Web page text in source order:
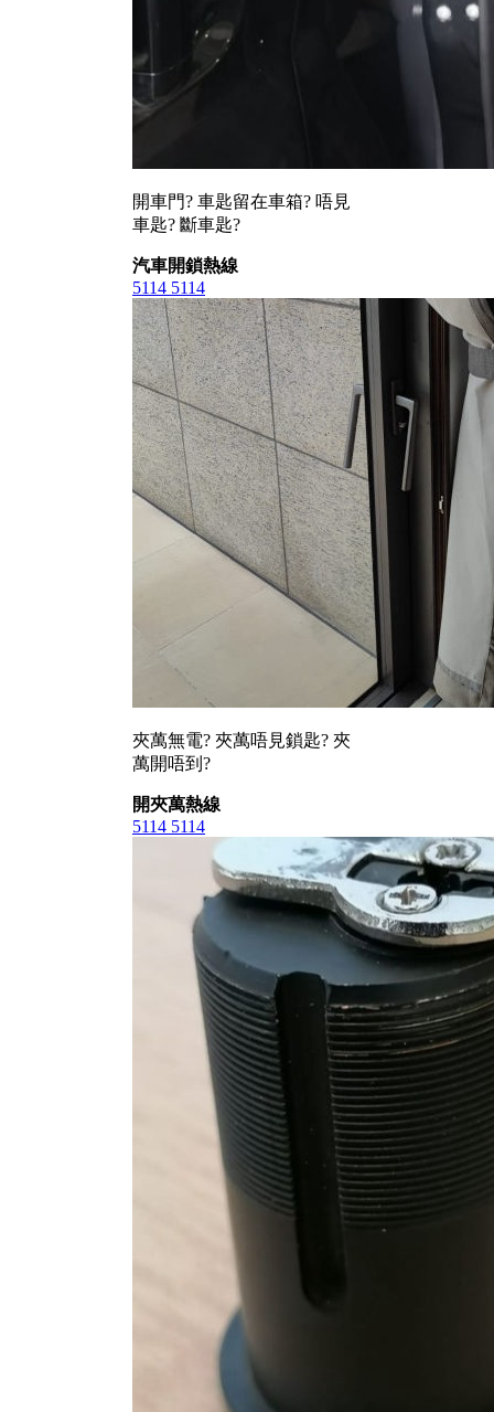
開車門? 車匙留在車箱? 唔見
車匙? 斷車匙?
汽車開鎖熱線
5114 5114
夾萬無電? 夾萬唔見鎖匙? 夾
萬開唔到?
開夾萬熱線
5114 5114